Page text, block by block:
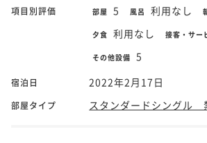
項目別評価 部屋 5 風呂 利用なし
夕食 利用なし 接客・サー
その他設備 5
宿泊日 2022年2月17日
部屋タイプ スタンダードシングル